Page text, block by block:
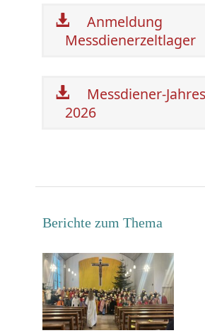
Anmeldung
Messdienerzeltlager
Messdiener-
2026
Berichte zum Thema